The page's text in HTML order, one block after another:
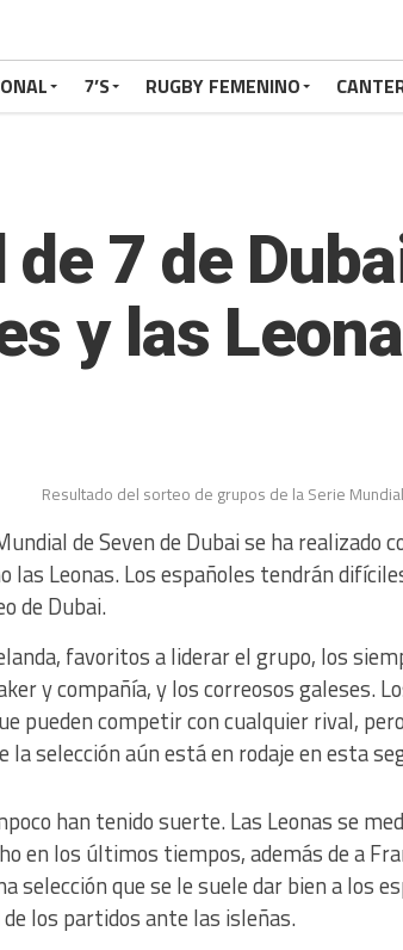
7’S RUGBY FEMENINO
7 de
y las
Resultado del sorteo de grupos de la Serie
de Seven de Dubai se ha realizado
Leonas. Los españoles tendrán
de Dubai.
favoritos a liderar el grupo, los
y compañía, y los correosos galeses.
pueden competir con cualquier rival,
selección aún está en rodaje en esta
han tenido suerte. Las Leonas se
en los últimos tiempos, además de a
selección que se le suele dar bien a los
los partidos ante las isleñas.